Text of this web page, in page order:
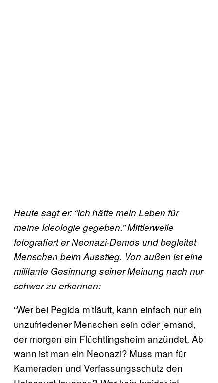
Heute sagt er: “Ich hätte mein Leben für
meine Ideologie gegeben.” Mittlerweile
fotografiert er Neonazi-Demos und begleitet
Menschen beim Ausstieg. Von außen ist eine
militante Gesinnung seiner Meinung nach nur
schwer zu erkennen:
“Wer bei Pegida mitläuft, kann einfach nur ein
unzufriedener Menschen sein oder jemand,
der morgen ein Flüchtlingsheim anzündet. Ab
wann ist man ein Neonazi? Muss man für
Kameraden und Verfassungsschutz den